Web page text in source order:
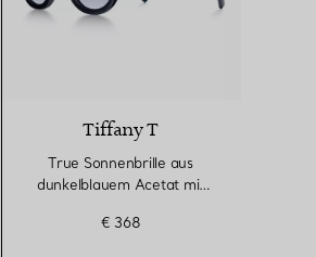
Tiffany T
True Sonnenbrille aus
dunkelblauem Acetat mit
Farbverlauf
€ 368